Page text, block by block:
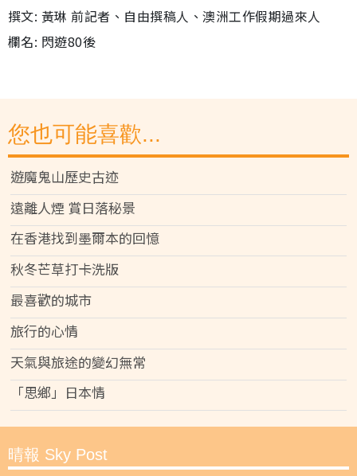
撰文: 黃琳 前記者、自由撰稿人、澳洲工作假期過來人
欄名: 閃遊80後
您也可能喜歡...
遊魔鬼山歷史古迹
遠離人煙 賞日落秘景
在香港找到墨爾本的回憶
秋冬芒草打卡洗版
最喜歡的城市
旅行的心情
天氣與旅途的變幻無常
「思鄉」日本情
晴報 Sky Post